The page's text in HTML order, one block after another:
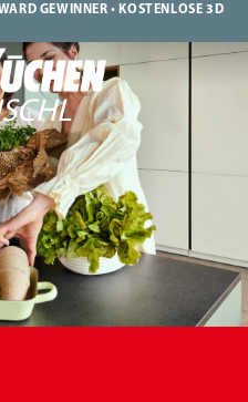
GEWINNER • KOSTENLOSE 3D